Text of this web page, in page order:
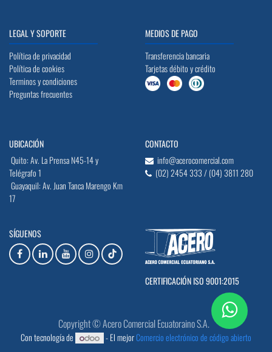
LEGAL Y SOPORTE
Política de privacidad
Política de cookies
Terminos y condiciones
Preguntas frecuentes
MEDIOS DE PAGO
Transferencia bancaria
Tarjetas débito y crédito
UBICACIÓN
Quito: Av. La Prensa N45-14 y
Telégrafo 1
Guayaquil: Av. Juan Tanca Marengo Km
17
CONTACTO
info@acerocomercial.com
(02) 2454 333 / (04) 3811 280
SÍGUENOS
CERTIFICACIÓN ISO 9001:2015
Copyright © Acero Comercial Ecuatoraino S.A.
Con tecnología de - El mejorComercio electrónico de código abierto